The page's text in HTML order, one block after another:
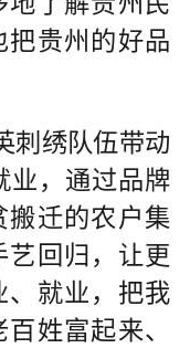
把贵州的好品
刺绣队伍带动
业，通过品牌
搬迁的农户集
艺回归，让更
、就业，把我
姓富起来、